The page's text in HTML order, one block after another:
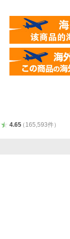
4.65（ 165,593件）